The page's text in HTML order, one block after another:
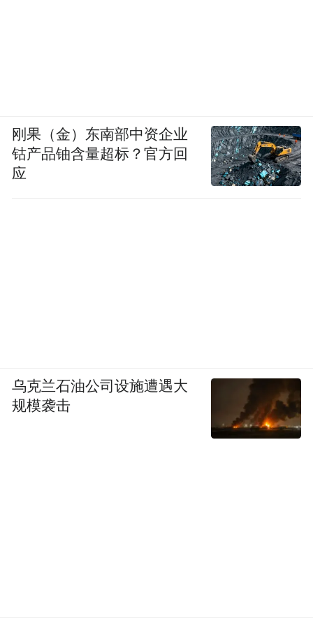
刚果（金）东南部中资企业
钴产品铀含量超标？官方回
应
乌克兰石油公司设施遭遇大
规模袭击